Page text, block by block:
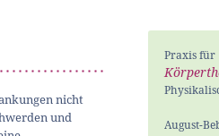
nicht
und
Praxis für
August-